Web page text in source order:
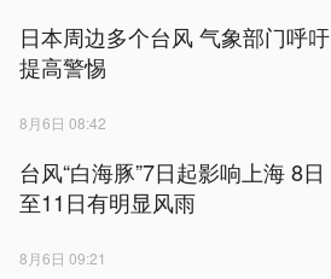
日本周边多个台风 气象部门呼吁
提高警惕
8月6日 08:42
台风“白海豚”7日起影响上海 8日
至11日有明显风雨
8月6日 09:21